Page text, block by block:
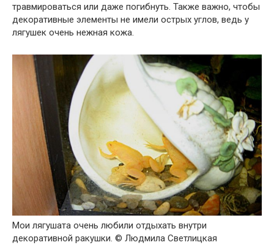
травмироваться или даже погибнуть. Также важно, чтобы
декоративные элементы не имели острых углов, ведь у
лягушек очень нежная кожа.
Мои лягушата очень любили отдыхать внутри
декоративной ракушки. © Людмила Светлицкая